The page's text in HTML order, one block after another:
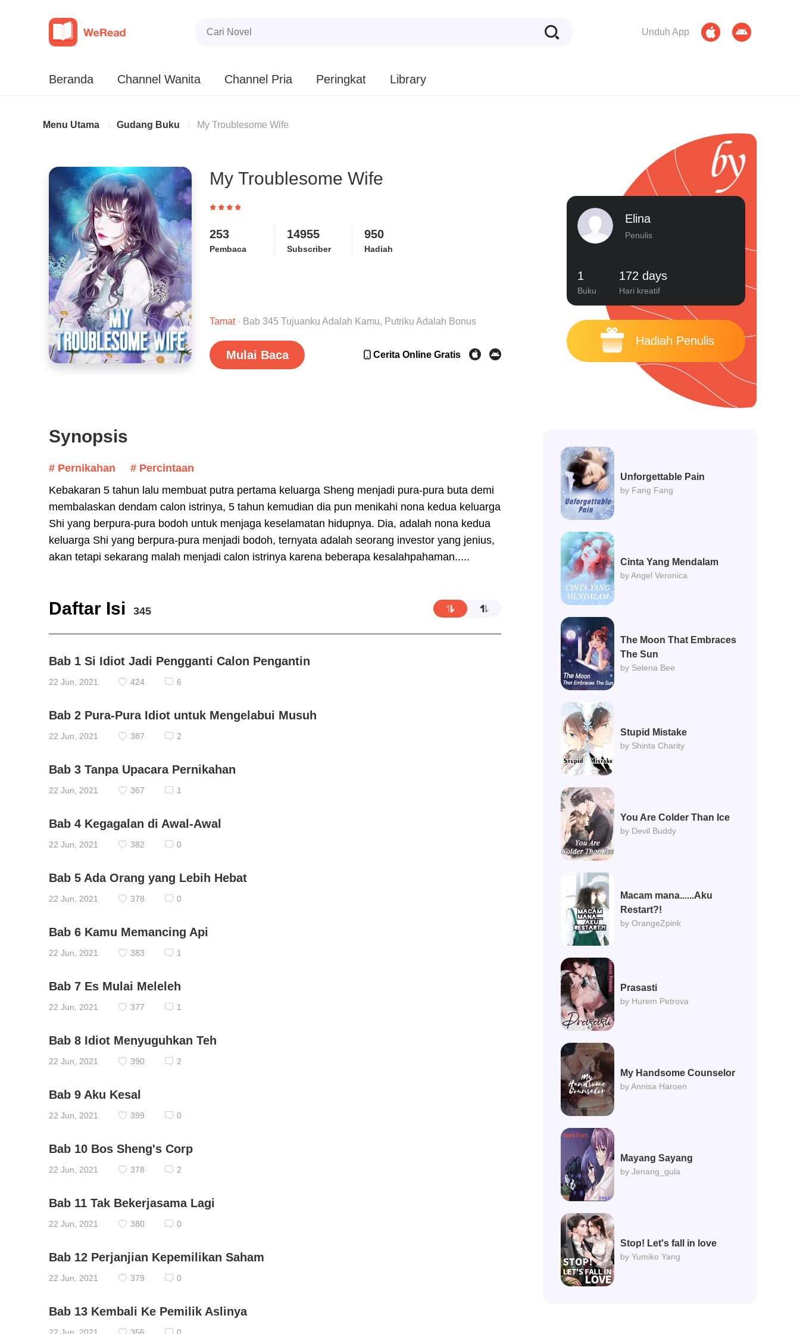
Unduh App
Beranda Channel Wanita Channel Pria Peringkat Library
Menu Utama Gudang Buku My Troublesome Wife
My Troublesome Wife
253
Pembaca
14955
Subscriber
950
Hadiah
Tamat· Bab 345 Tujuanku Adalah Kamu, Putriku Adalah Bonus
Mulai Baca Cerita Online Gratis
Synopsis
# Pernikahan
# Percintaan
Kebakaran 5 tahun lalu membuat putra pertama keluarga Sheng menjadi pura-pura buta demi
membalaskan dendam calon istrinya, 5 tahun kemudian dia pun menikahi nona kedua keluarga
Shi yang berpura-pura bodoh untuk menjaga keselamatan hidupnya. Dia, adalah nona kedua
keluarga Shi yang berpura-pura menjadi bodoh, ternyata adalah seorang investor yang jenius,
akan tetapi sekarang malah menjadi calon istrinya karena beberapa kesalahpahaman.....
Daftar Isi 345
Bab 1 Si Idiot Jadi Pengganti Calon Pengantin
22 Jun, 2021 424 6
Bab 2 Pura-Pura Idiot untuk Mengelabui Musuh
22 Jun, 2021 387 2
Bab 3 Tanpa Upacara Pernikahan
22 Jun, 2021 367 1
Bab 4 Kegagalan di Awal-Awal
22 Jun, 2021 382 0
Bab 5 Ada Orang yang Lebih Hebat
22 Jun, 2021 378 0
Bab 6 Kamu Memancing Api
22 Jun, 2021 383 1
Bab 7 Es Mulai Meleleh
22 Jun, 2021 377 1
Bab 8 Idiot Menyuguhkan Teh
22 Jun, 2021 390 2
Bab 9 Aku Kesal
22 Jun, 2021 399 0
Bab 10 Bos Sheng's Corp
22 Jun, 2021 378 2
Bab 11 Tak Bekerjasama Lagi
22 Jun, 2021 380 0
Bab 12 Perjanjian Kepemilikan Saham
22 Jun, 2021 379 0
Bab 13 Kembali Ke Pemilik Aslinya
Elina
Penulis
1
Buku
172 days
Hari kreatif
Hadiah Penulis
Unforgettable Pain
by Fang Fang
Cinta Yang Mendalam
by Angel Veronica
The Moon That Embraces
The Sun
by Selena Bee
Stupid Mistake
by Shinta Charity
You Are Colder Than Ice
by Devil Buddy
Macam mana......Aku
Restart?!
by OrangeZpink
Prasasti
by Hurem Petrova
My Handsome Counselor
by Annisa Haroen
Mayang Sayang
by Jenang_gula
Stop! Let's fall in love
by Yumiko Yang